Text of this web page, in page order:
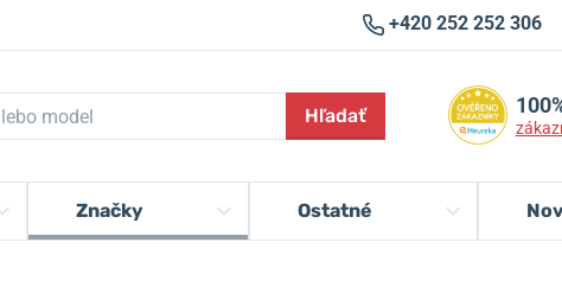
+420 252 252 306
Hľadať
Značky Ostatné